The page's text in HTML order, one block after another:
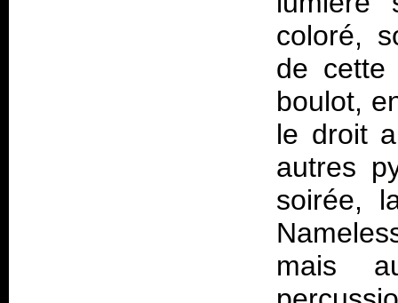
coloré,
de cette
boulot,
le droit
autres
soirée,
mais